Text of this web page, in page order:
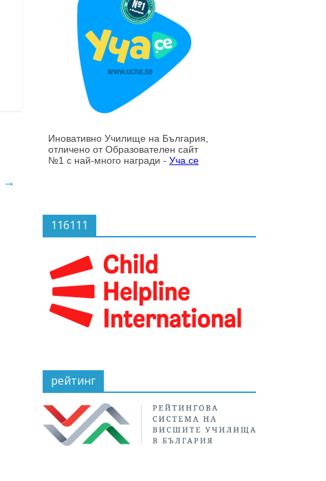
→
116111
рейтинг